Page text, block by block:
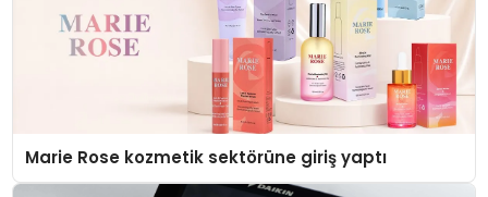
Marie Rose kozmetik sektörüne giriş yaptı